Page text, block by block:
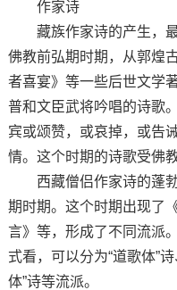
作家诗
藏族作家诗的产生，最
佛教前弘期时期，从郭煌
者喜宴》等一些后世文学
普和文臣武将吟唱的诗歌
宾或颂赞，或哀掉，或告
情。这个时期的诗歌受佛
西藏僧侣作家诗的蓬勃
期时期。这个时期出现了
言》等，形成了不同流派
式看，可以分为“道歌体”诗
体”诗等流派。